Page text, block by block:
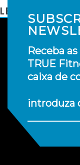
LER MAIS
Receba
TRUE
caixa de
introduza